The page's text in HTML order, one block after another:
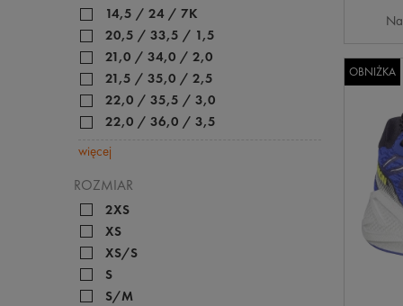
14,5 / 24 / 7K
20,5 / 33,5 / 1,5
21,0 / 34,0 / 2,0
21,5 / 35,0 / 2,5
22,0 / 35,5 / 3,0
22,0 / 36,0 / 3,5
więcej
ROZMIAR
2XS
XS
XS/S
S
S/M
OBNIŻKA